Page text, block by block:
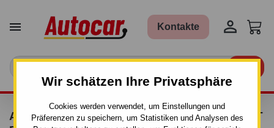
Wir schätzen Ihre Privatsphäre
Cookies werden verwendet, um Einstellungen und
Präferenzen zu speichern, um Statistiken und Analysen des
 Kontakte 
ANHÄNGERKUPPLUNG FÜR FORD TRANSIT